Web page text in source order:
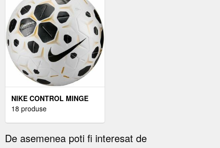
NIKE CONTROL MINGE
DE FOTBAL, ALB,
18 produse
De asemenea poti fi interesat de